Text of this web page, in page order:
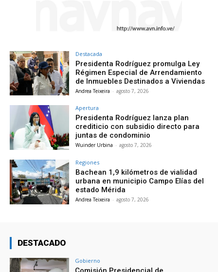
Destacada
Presidenta Rodríguez promulga Ley
Régimen Especial de Arrendamiento
de Inmuebles Destinados a Viviendas
Andrea Teixeira - agosto 7, 2026
Apertura
Presidenta Rodríguez lanza plan
crediticio con subsidio directo para
juntas de condominio
Wuinder Urbina - agosto 7, 2026
Regiones
Bachean 1,9 kilómetros de vialidad
urbana en municipio Campo Elías del
estado Mérida
Andrea Teixeira - agosto 7, 2026
DESTACADO
Gobierno